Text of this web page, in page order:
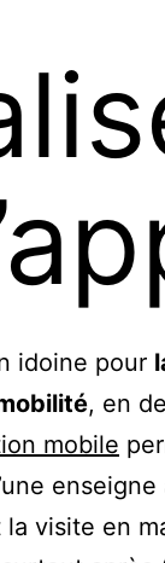
idoine pour
, en
mobile
enseigne
visite en